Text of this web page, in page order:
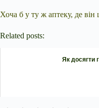
Хоча б у ту ж аптеку, де
Related posts:
Як досягти